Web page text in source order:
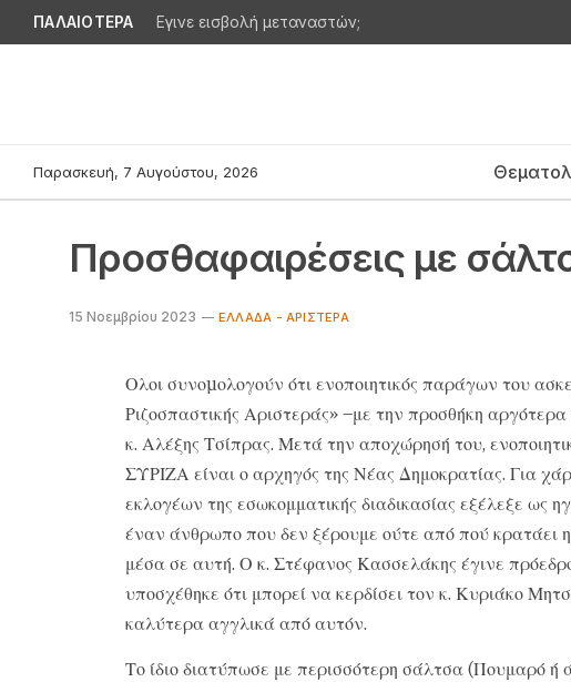
ΠΑΛΑΙΟΤΕΡΑ Εγινε εισβολή μεταναστών;
Παρασκευή, 7 Αυγούστου, 2026
Προσθαφαιρέσεις με
15 Νοεμβρίου 2023 ΕΛΛΆΔΑ - ΑΡΙΣΤΕΡΆ
Ολοι συνοµολογούν ότι ενοποιητικός παράγων του
Ριζοσπαστικής Αριστεράς» –με την προσθήκη
κ. Αλέξης Τσίπρας. Μετά την αποχώρησή του,
ΣΥΡΙΖΑ είναι ο αρχηγός της Νέας Δημοκρατίας. Για
εκλογέων της εσωκομματικής διαδικασίας εξέλεξε ως
έναν άνθρωπο που δεν ξέρουμε ούτε από πού κρατάει η
μέσα σε αυτή. Ο κ. Στέφανος Κασσελάκης έγινε
υποσχέθηκε ότι μπορεί να κερδίσει τον κ. Κυριάκο
καλύτερα αγγλικά από αυτόν.
Το ίδιο διατύπωσε με περισσότερη σάλτσα (Πουμαρό ή